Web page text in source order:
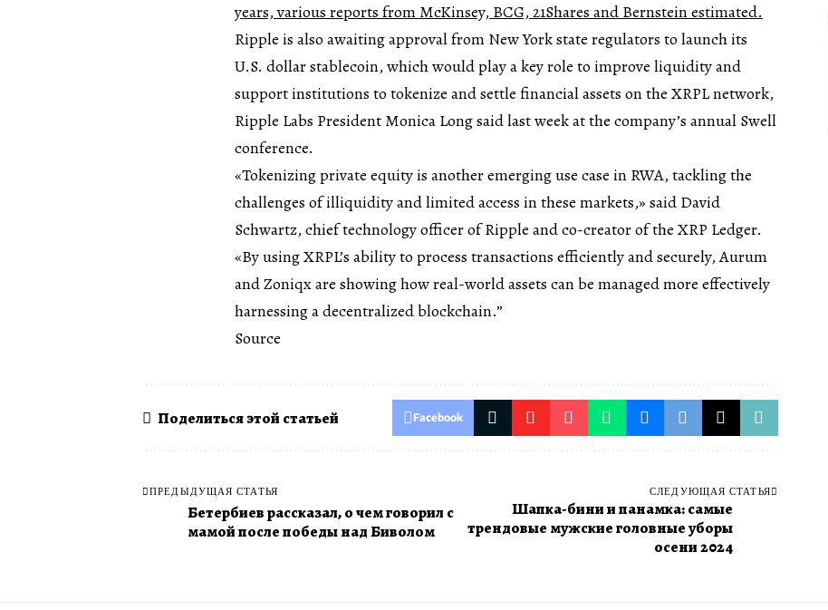
years, various reports from McKinsey, BCG,21Shares and Bernstein estimated.
Ripple is also awaiting approval from New York state regulators to launch its
U.S. dollar stablecoin, which would play a key role to improve liquidity and
support institutions to tokenize and settle financial assets on the XRPL network,
Ripple Labs President Monica Long said last week at the company’s annual Swell
conference.
«Tokenizing private equity is another emerging use case in RWA, tackling the
challenges of illiquidity and limited access in these markets,» said David
Schwartz, chief technology officer of Ripple and co-creator of the XRP Ledger.
«By using XRPL’s ability to process transactions efficiently and securely, Aurum
and Zoniqx are showing how real-world assets can be managed more effectively
harnessing a decentralized blockchain.”
Source
Поделиться этой статьей Facebook
ПРЕДЫДУЩАЯ СТАТЬЯ
Бетербиев рассказал, о чем говорил с
мамой после победы над Биволом
СЛЕДУЮЩАЯ СТАТЬЯ
Шапка-бини и панамка: самые
трендовые мужские головные уборы
осени 2024